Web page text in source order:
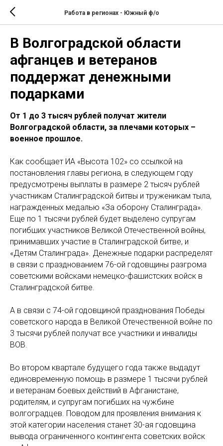
Работа в регионах - Южный ф/о
В Волгоградской области
афганцев и ветеранов
поддержат денежными
подарками
От 1 до 3 тысяч рублей получат жители
Волгоградской области, за плечами которых –
военное прошлое.
Как сообщает ИА «Высота 102» со ссылкой на
постановления главы региона, в следующем году
предусмотрены выплаты в размере 2 тысяч рублей
участникам Сталинградской битвы и труженикам тыла,
награжденных медалью «За оборону Сталинграда».
Еще по 1 тысячи рублей будет выделено супругам
погибших участников Великой Отечественной войны,
принимавших участие в Сталинградской битве, и
«Детям Сталинграда». Денежные подарки распределят
в связи с празднованием 76-ой годовщины разгрома
советскими войсками немецко-фашистских войск в
Сталинградской битве.
А в связи с 74-ой годовщиной празднования Победы
советского народа в Великой Отечественной войне по
3 тысячи рублей получат все участники и инвалиды
ВОВ.
Во втором квартале будущего года также выдадут
единовременную помощь в размере 1 тысячи рублей
и ветеранам боевых действий в Афганистане,
родителям, и супругам погибших на чужбине
волгоградцев. Поводом для проявления внимания к
этой категории населения станет 30-ая годовщина
вывода ограниченного контингента советских войск